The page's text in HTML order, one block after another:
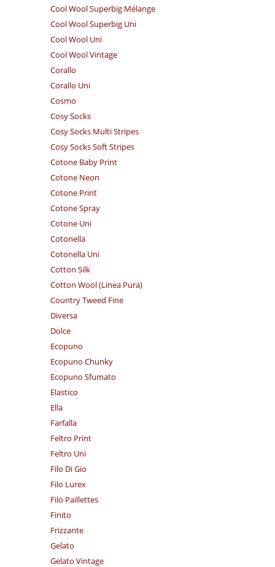
Cool Wool Superbig Mélange
Cool Wool Superbig Uni
Cool Wool Uni
Cool Wool Vintage
Corallo
Corallo Uni
Cosmo
Cosy Socks
Cosy Socks Multi Stripes
Cosy Socks Soft Stripes
Cotone Baby Print
Cotone Neon
Cotone Print
Cotone Spray
Cotone Uni
Cotonella
Cotonella Uni
Cotton Silk
Cotton Wool (Linea Pura)
Country Tweed Fine
Diversa
Dolce
Ecopuno
Ecopuno Chunky
Ecopuno Sfumato
Elastico
Ella
Farfalla
Feltro Print
Feltro Uni
Filo Di Gio
Filo Lurex
Filo Paillettes
Finito
Frizzante
Gelato
Gelato Vintage